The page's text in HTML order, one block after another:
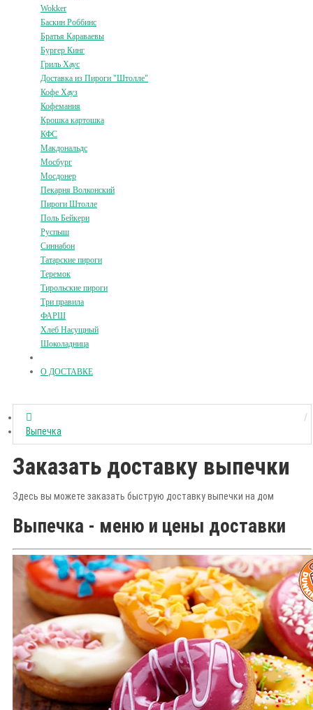
Wokker
Баскин Роббинс
Братья Караваевы
Бургер Кинг
Гриль Хаус
Доставка из Пироги "Штолле"
Кофе Хауз
Кофемания
Крошка картошка
КФС
Макдональдс
Мосбург
Мосдонер
Пекарня Волконский
Пироги Штолле
Поль Бейкери
Руспыш
Синнабон
Татарские пироги
Теремок
Тирольские пироги
Три правила
ФАРШ
Хлеб Насущный
Шоколадница
О ДОСТАВКЕ
Выпечка
Заказать доставку выпечки
Здесь вы можете заказать быструю доставку выпечки на дом
Выпечка - меню и цены доставки